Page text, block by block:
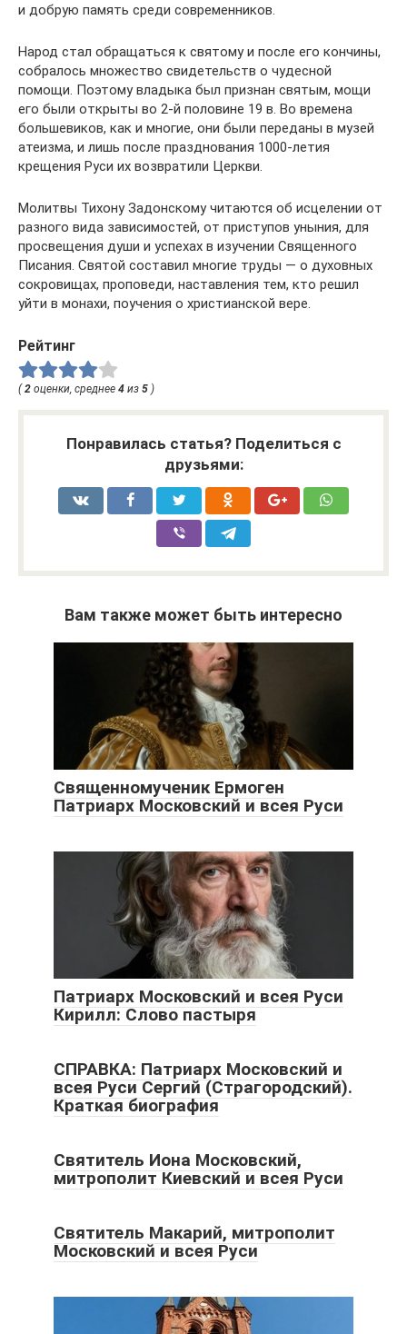
и добрую память среди современников.
Народ стал обращаться к святому и после его кончины,
собралось множество свидетельств о чудесной
помощи. Поэтому владыка был признан святым, мощи
его были открыты во 2-й половине 19 в. Во времена
большевиков, как и многие, они были переданы в музей
атеизма, и лишь после празднования 1000-летия
крещения Руси их возвратили Церкви.
Молитвы Тихону Задонскому читаются об исцелении от
разного вида зависимостей, от приступов уныния, для
просвещения души и успехах в изучении Священного
Писания. Святой составил многие труды — о духовных
сокровищах, проповеди, наставления тем, кто решил
уйти в монахи, поучения о христианской вере.
Рейтинг
(2 оценки, среднее 4 из 5 )
Понравилась статья? Поделиться с
друзьями:
Вам также может быть интересно
Священномученик Ермоген
Патриарх Московский и всея Руси
Патриарх Московский и всея Руси
Кирилл: Слово пастыря
СПРАВКА: Патриарх Московский и
всея Руси Сергий (Страгородский).
Краткая биография
Святитель Иона Московский,
митрополит Киевский и всея Руси
Святитель Макарий, митрополит
Московский и всея Руси